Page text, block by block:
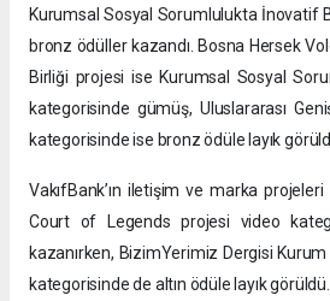
Kurumsal Sosyal Sorumlulukta İnovatif
bronz ödüller kazandı. Bosna Hersek
Birliği projesi ise Kurumsal Sosyal
kategorisinde gümüş, Uluslararası
kategorisinde ise bronz ödüle layık
VakıfBank’ın iletişim ve marka projeleri
Court of Legends projesi video
kazanırken, BizimYerimiz Dergisi
kategorisinde de altın ödüle layık görüldü.